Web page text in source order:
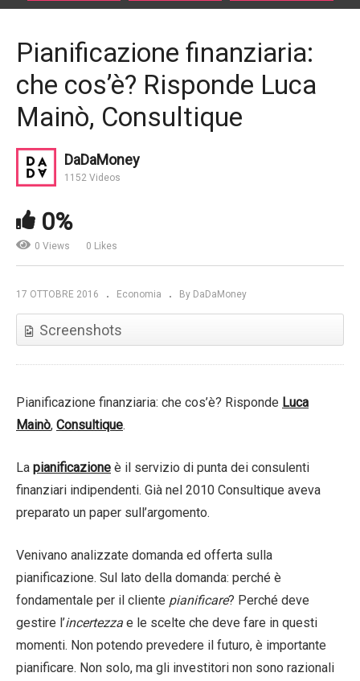
La conferenza di Mario Draghi al DIW il 25 Ottobre
Pianificazione finanziaria:
che cos’è? Risponde Luca
Mainò, Consultique
DaDaMoney
1152 Videos
0%
0 Views 0 Likes
17 OTTOBRE 2016 Economia By DaDaMoney
Screenshots
Pianificazione finanziaria: che cos’è? Risponde Luca
Mainò, Consultique.
La pianificazione è il servizio di punta dei consulenti
finanziari indipendenti. Già nel 2010 Consultique aveva
preparato un paper sull’argomento.
Venivano analizzate domanda ed offerta sulla
pianificazione. Sul lato della domanda: perché è
fondamentale per il cliente pianificare? Perché deve
gestire l’incertezza e le scelte che deve fare in questi
momenti. Non potendo prevedere il futuro, è importante
pianificare. Non solo, ma gli investitori non sono razionali